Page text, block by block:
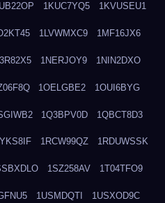
1KUC7YQ5 1KVUSEU1
1LVWMXC9 1MF16JX6
1NERJOY9 1NIN2DXO
1OELGBE2 1OUI6BYG
1Q3BPV0D 1QBCT8D3
1RCW99QZ 1RDUWSSK
1SZ258AV 1T04TFO9
1USMDQTI 1USXOD9C